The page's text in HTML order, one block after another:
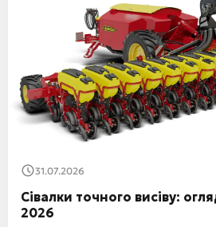
Сівалки точного висіву:
2026
31.07.2026